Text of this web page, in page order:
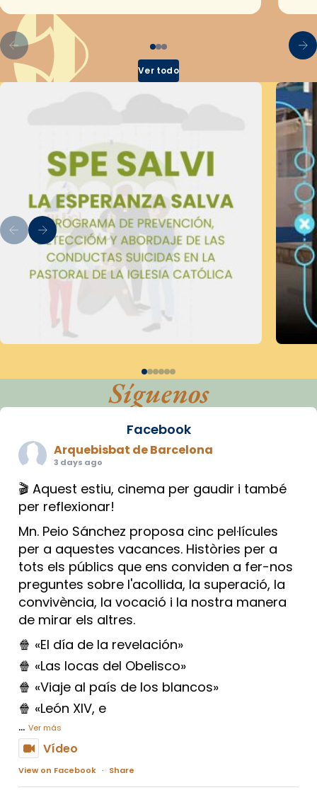
Ver todo
Síguenos
Facebook
Arquebisbat de Barcelona
3 days ago
🎬 Aquest estiu, cinema per gaudir i també
per reflexionar!
Mn. Peio Sánchez proposa cinc pel·lícules
per a aquestes vacances. Històries per a
tots els públics que ens conviden a fer-nos
preguntes sobre l'acollida, la superació, la
convivència, la vocació i la nostra manera
de mirar els altres.
🍿 «El día de la revelación»
🍿 «Las locas del Obelisco»
🍿 «Viaje al país de los blancos»
🍿 «León XIV, e
... Ver más
Vídeo
View on Facebook · Share